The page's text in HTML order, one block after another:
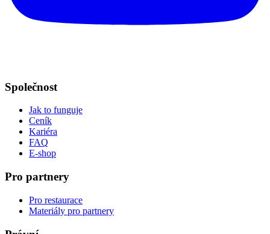
Společnost
Jak to funguje
Ceník
Kariéra
FAQ
E-shop
Pro partnery
Pro restaurace
Materiály pro partnery